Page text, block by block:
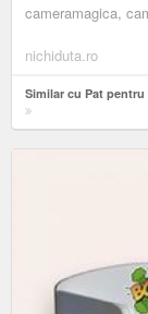
cameramagica,
nichiduta.ro
Similar cu Pat pentru